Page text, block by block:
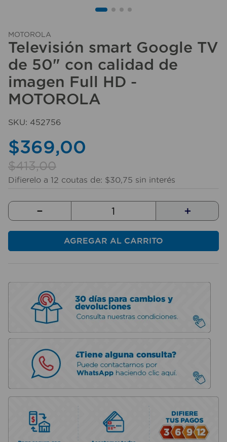
MOTOROLA
Televisión smart Google TV
de 50" con calidad de
imagen Full HD -
MOTOROLA
SKU: 452756
$369,00
$413,00
Difierelo a 12 coutas de: $30,75 sin interés
＋
－
AGREGAR AL CARRITO